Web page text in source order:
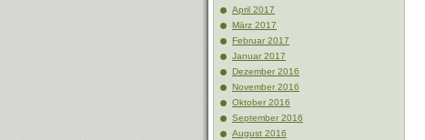
April 2017
März 2017
Februar 2017
Januar 2017
Dezember 2016
November 2016
Oktober 2016
September 2016
August 2016